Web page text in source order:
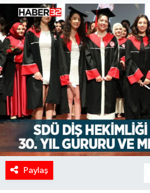
Paylaş
KÜLTÜR SANAT
MAGAZİN
Oyun
POLİTİKA
RESMİ İLANLAR
SAĞLIK